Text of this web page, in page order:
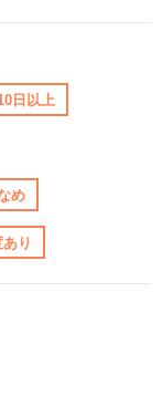
日以上
め
り